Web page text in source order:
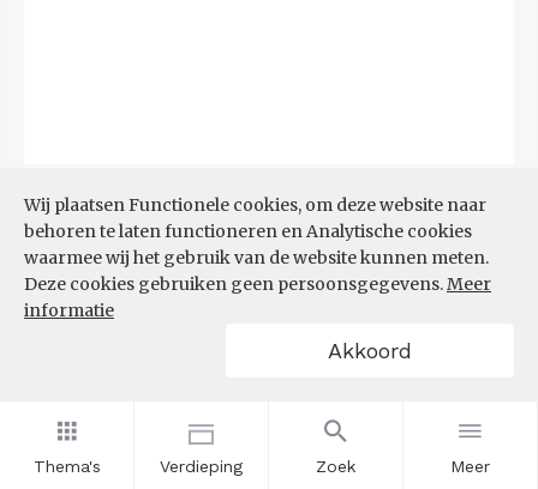
Thema's Verdieping Zoek Meer
Wij plaatsen Functionele cookies, om deze website naar
behoren te laten functioneren en Analytische cookies
waarmee wij het gebruik van de website kunnen meten.
Deze cookies gebruiken geen persoonsgegevens.Meer
informatie
Akkoord
TOP 10 REGIO'S MET KLEINSTE
AANDEEL TEKORT AAN
ARBEIDSKRACHTEN
Filters